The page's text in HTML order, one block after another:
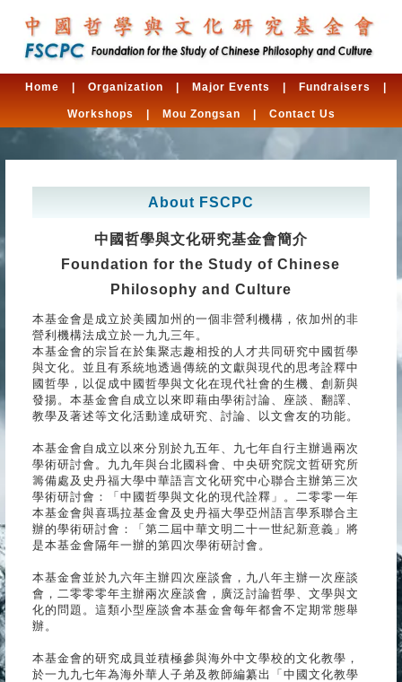
Home Organization Major Events Fundraisers
Workshops Mou Zongsan Contact Us
About FSCPC
中國哲學與文化研究基金會簡介
Foundation for the Study of Chinese
Philosophy and Culture
本基金會是成立於美國加州的一個非營利機構，依加州的非
營利機構法成立於一九九三年。
本基金會的宗旨在於集聚志趣相投的人才共同研究中國哲學
與文化。並且有系統地透過傳統的文獻與現代的思考詮釋中
國哲學，以促成中國哲學與文化在現代社會的生機、創新與
發揚。本基金會自成立以來即藉由學術討論、座談、翻譯、
教學及著述等文化活動達成研究、討論、以文會友的功能。
本基金會自成立以來分別於九五年、九七年自行主辦過兩次
學術研討會。九九年與台北國科會、中央研究院文哲研究所
籌備處及史丹福大學中華語言文化研究中心聯合主辦第三次
學術研討會：「中國哲學與文化的現代詮釋」。二零零一年
本基金會與喜瑪拉基金會及史丹福大學亞州語言學系聯合主
辦的學術研討會：「第二屆中華文明二十一世紀新意義」將
是本基金會隔年一辦的第四次學術研討會。
本基金會並於九六年主辦四次座談會，九八年主辦一次座談
會，二零零零年主辦兩次座談會，廣泛討論哲學、文學與文
化的問題。這類小型座談會本基金會每年都會不定期常態舉
辦。
本基金會的研究成員並積極參與海外中文學校的文化教學，
於一九九七年為海外華人子弟及教師編纂出「中國文化教學